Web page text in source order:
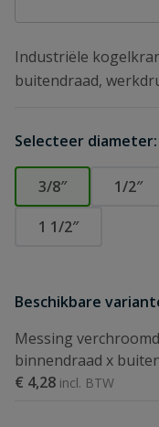
Industriële
buitendraad,
Selecteer diameter:
3/8″ 1/2″
1 1/2″
Beschikbare
Messing
binnendraad x
€ 4,28